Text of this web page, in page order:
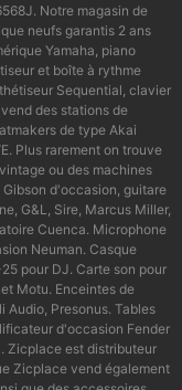
Notre magasin de
neufs garantis 2 ans
Yamaha, piano
et boîte à rythme
Sequential, clavier
des stations de
de type Akai
Plus rarement on trouve
ou des machines
d'occasion, guitare
G&L, Sire, Marcus Miller,
Cuenca. Microphone
Neuman. Casque
pour DJ. Carte son pour
Motu. Enceintes de
Audio, Presonus. Tables
d'occasion Fender
Zicplace est distributeur
Zicplace vend également